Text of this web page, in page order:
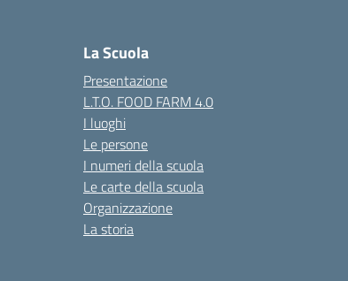
La Scuola
Presentazione
L.T.O. FOOD FARM 4.0
I luoghi
Le persone
I numeri della scuola
Le carte della scuola
Organizzazione
La storia